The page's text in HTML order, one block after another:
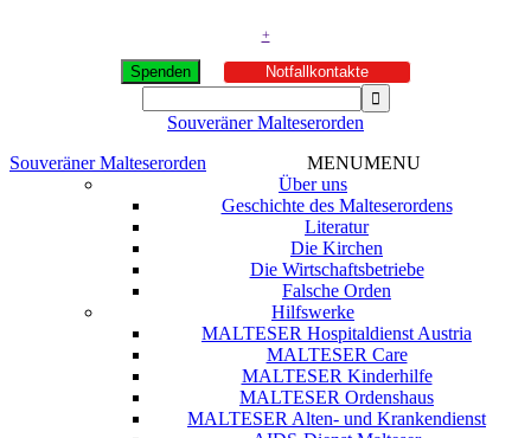
+
Spenden Notfallkontakte
Souveräner Malteserorden
Souveräner Malteserorden
MENUMENU
Über uns
Geschichte des Malteserordens
Literatur
Die Kirchen
Die Wirtschaftsbetriebe
Falsche Orden
Hilfswerke
MALTESER Hospitaldienst Austria
MALTESER Care
MALTESER Kinderhilfe
MALTESER Ordenshaus
MALTESER Alten- und Krankendienst